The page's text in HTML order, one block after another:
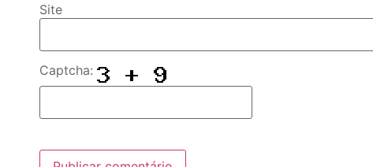
Site
Captcha: